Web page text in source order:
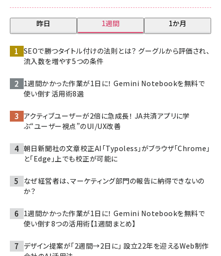
昨日 1週間 1か月
SEOで勝つタイトル付けの法則とは？ グーグルから評価され、
流入数を増やす5つの条件
1週間かかった作業が1日に！ Gemini Notebookを無料で
使い倒す活用術8選
アクティブユーザーが2倍に急成長！ JA共済アプリに学
ぶ“ユーザー視点”のUI/UX改善
朝日新聞社の文章校正AI「Typoless」がブラウザ「Chrome」
と「Edge」上でも校正が可能に
なぜ経営者は、マーケティング部門の報告に納得できないの
か？
1週間かかった作業が1日に！ Gemini Notebookを無料で
使い倒す8つの活用術【1週間まとめ】
デザイン提案が「2週間→2日に」 設立22年を迎えるWeb制作